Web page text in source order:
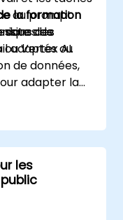
au prompt
de
dans des
Vertex AI.
la formation
des
adaptés ou
de données,
adapter la
les